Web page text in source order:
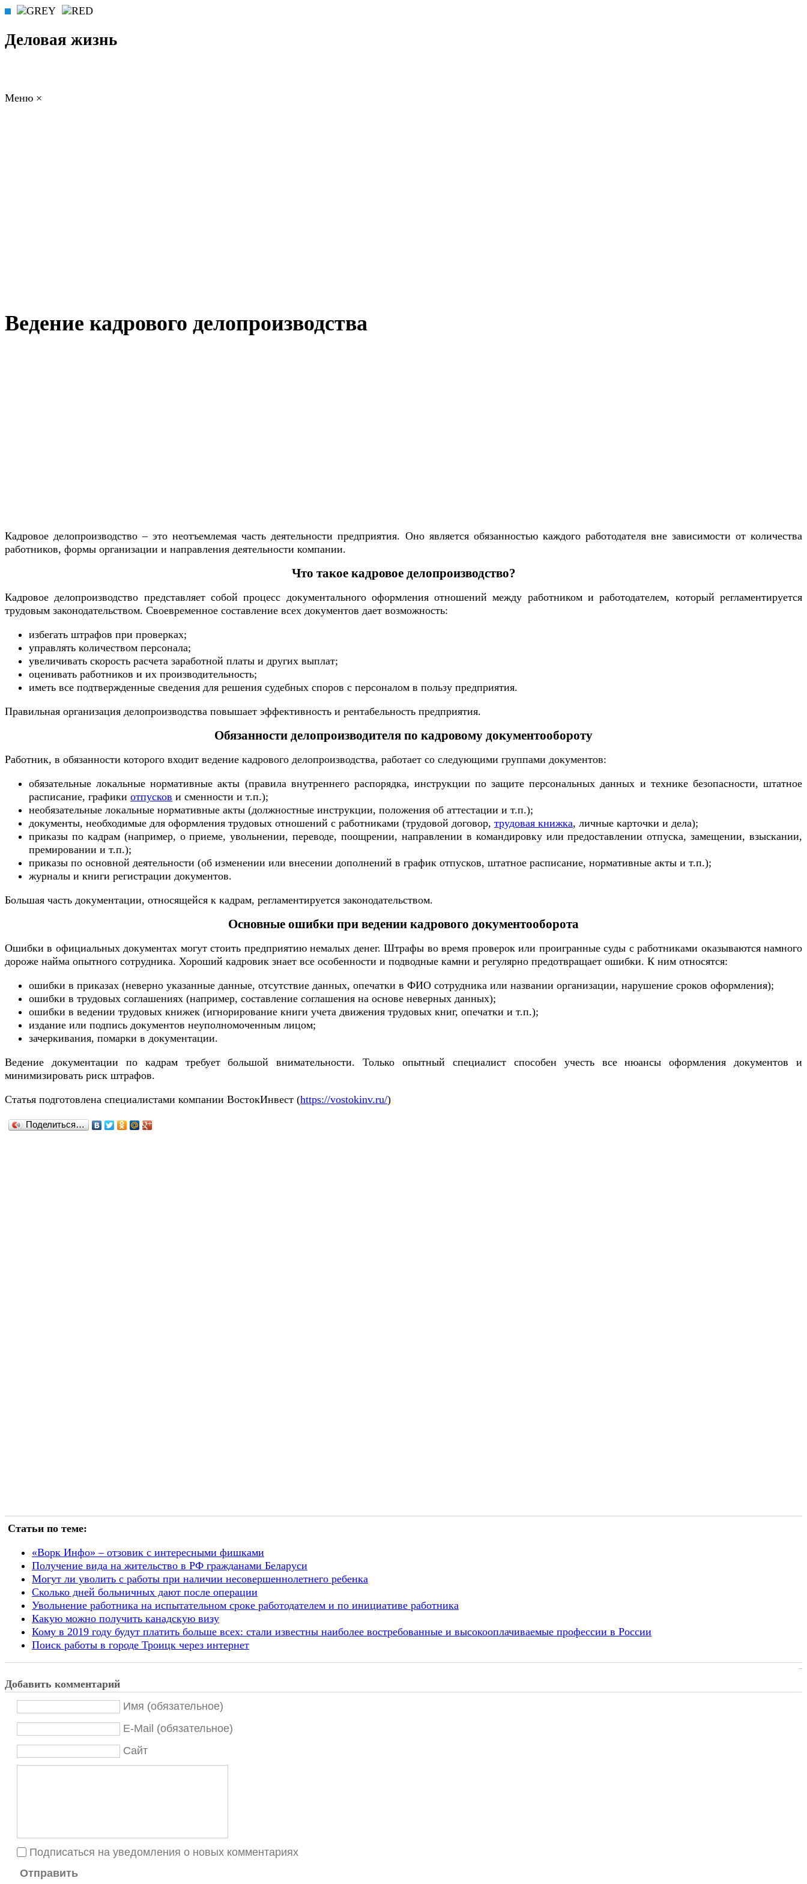
Деловая жизнь
Меню ×
Ведение кадрового делопроизводства
Кадровое делопроизводство – это неотъемлемая часть деятельности предприятия. Оно является обязанностью каждого работодателя вне зависимости от количества
работников, формы организации и направления деятельности компании.
Что такое кадровое делопроизводство?
Кадровое делопроизводство представляет собой процесс документального оформления отношений между работником и работодателем, который регламентируется
трудовым законодательством. Своевременное составление всех документов дает возможность:
избегать штрафов при проверках;
управлять количеством персонала;
увеличивать скорость расчета заработной платы и других выплат;
оценивать работников и их производительность;
иметь все подтвержденные сведения для решения судебных споров с персоналом в пользу предприятия.
Правильная организация делопроизводства повышает эффективность и рентабельность предприятия.
Обязанности делопроизводителя по кадровому документообороту
Работник, в обязанности которого входит ведение кадрового делопроизводства, работает со следующими группами документов:
обязательные локальные нормативные акты (правила внутреннего распорядка, инструкции по защите персональных данных и технике безопасности, штатное
расписание, графики отпусков и сменности и т.п.);
необязательные локальные нормативные акты (должностные инструкции, положения об аттестации и т.п.);
документы, необходимые для оформления трудовых отношений с работниками (трудовой договор, трудовая книжка, личные карточки и дела);
приказы по кадрам (например, о приеме, увольнении, переводе, поощрении, направлении в командировку или предоставлении отпуска, замещении, взыскании,
премировании и т.п.);
приказы по основной деятельности (об изменении или внесении дополнений в график отпусков, штатное расписание, нормативные акты и т.п.);
журналы и книги регистрации документов.
Большая часть документации, относящейся к кадрам, регламентируется законодательством.
Основные ошибки при ведении кадрового документооборота
Ошибки в официальных документах могут стоить предприятию немалых денег. Штрафы во время проверок или проигранные суды с работниками оказываются намного
дороже найма опытного сотрудника. Хороший кадровик знает все особенности и подводные камни и регулярно предотвращает ошибки. К ним относятся:
ошибки в приказах (неверно указанные данные, отсутствие данных, опечатки в ФИО сотрудника или названии организации, нарушение сроков оформления);
ошибки в трудовых соглашениях (например, составление соглашения на основе неверных данных);
ошибки в ведении трудовых книжек (игнорирование книги учета движения трудовых книг, опечатки и т.п.);
издание или подпись документов неуполномоченным лицом;
зачеркивания, помарки в документации.
Ведение документации по кадрам требует большой внимательности. Только опытный специалист способен учесть все нюансы оформления документов и
минимизировать риск штрафов.
Статья подготовлена специалистами компании ВостокИнвест (https://vostokinv.ru/)
Поделиться…
Статьи по теме:
«Ворк Инфо» – отзовик с интересными фишками
Получение вида на жительство в РФ гражданами Беларуси
Могут ли уволить с работы при наличии несовершеннолетнего ребенка
Сколько дней больничных дают после операции
Увольнение работника на испытательном сроке работодателем и по инициативе работника
Какую можно получить канадскую визу
Кому в 2019 году будут платить больше всех: стали известны наиболее востребованные и высокооплачиваемые профессии в России
Поиск работы в городе Троицк через интернет
Добавить комментарий
Имя (обязательное)
E-Mail (обязательное)
Сайт
Подписаться на уведомления о новых комментариях
Отправить